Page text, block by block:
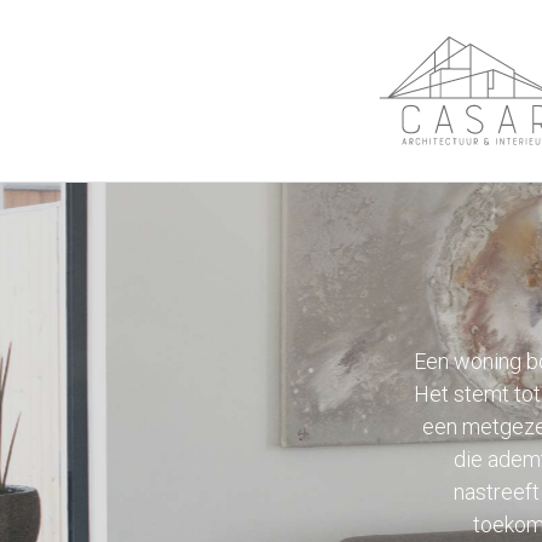
Een woning
Het stemt
een
die